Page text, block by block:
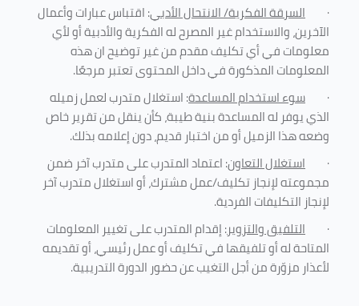
· السرقة الفكرية/ الانتحال الأدبي: اقتباس عبارات وأعمال
الآخرين، والاستخدام غير المصرح له الفكرية والأدبية أو لأي
معلومات في أي تكليف مقدم من غير توضيح ان هذه
المعلومات المذكورة في داخل المحتوى تعتبر مرجعًا.
· سوء استخدام المساعدة: استغلال متدرب لعمل زميله
الذي يوفر له المساعدة بنية طيبة، كأن ينقل من تقرير خاص
وضعه هذا الزميل أو من اختبار قديم، دون إعلامه بذلك.
· استغلال التعاون: اعتماد المتدرب على متدرب آخر ضمن
مجموعته لإنجاز تكليف/عمل مشترك، أو استغلال متدرب آخر
لإنجاز التكليفات الفردية.
· التلفيق والتزوير: إقدام المتدرب على تغيير المعلومات
المتاحة له أو تلفيقها في تكليف أو عمل رئيسي، أو تقديمه
لأعذار مزوّرة من أجل التغيب عن حضور الدورة التدريبية.